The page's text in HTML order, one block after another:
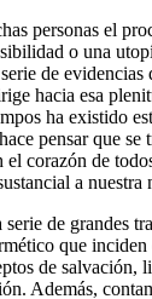
personas el
o una
de evidencias
hacia esa
ha existido
pensar que se
el corazón de
a nuestra
de grandes
que inciden
de salvación,
Además,